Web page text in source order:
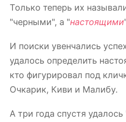
Только теперь их
"черными", а "настоящими
И поиски увенчались
удалось определить
кто фигурировал под
Очкарик, Киви и Малибу.
А три года спустя